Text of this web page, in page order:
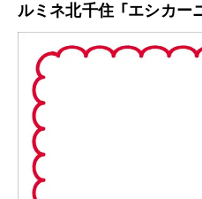
ルミネ北千住 「エシカー